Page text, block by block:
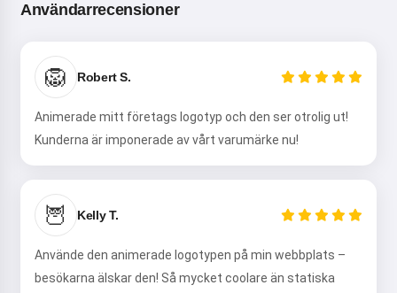
Användarrecensioner
🦁 Robert S.
Animerade mitt företags logotyp och den ser otrolig ut!
Kunderna är imponerade av vårt varumärke nu!
🦉 Kelly T.
Använde den animerade logotypen på min webbplats –
besökarna älskar den! Så mycket coolare än statiska
Jag berättar magiska
godnattsagor för dina barn 🌟
Genom att börja använda tjänsten accepterar du:
Användarvillkor,Integritetspolicy ,Återbetalningspolicy